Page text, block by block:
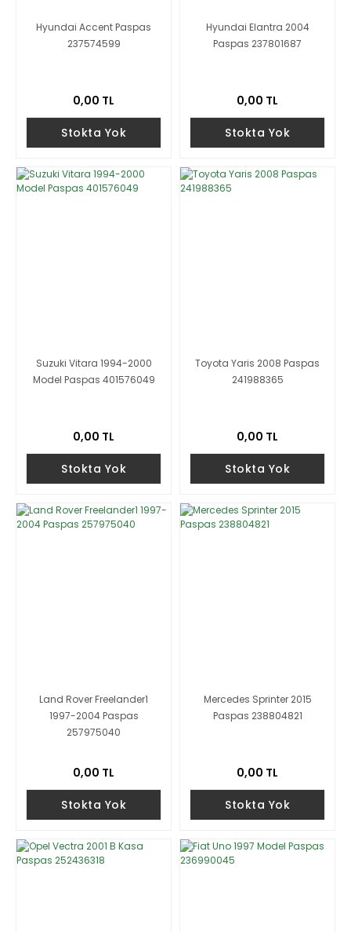
Hyundai Accent Paspas
237574599
0,00 TL
Stokta Yok
Hyundai Elantra 2004
Paspas 237801687
0,00 TL
Stokta Yok
Suzuki Vitara 1994-2000
Model Paspas 401576049
0,00 TL
Stokta Yok
Toyota Yaris 2008 Paspas
241988365
0,00 TL
Stokta Yok
Land Rover Freelander1
1997-2004 Paspas
257975040
0,00 TL
Stokta Yok
Mercedes Sprinter 2015
Paspas 238804821
0,00 TL
Stokta Yok